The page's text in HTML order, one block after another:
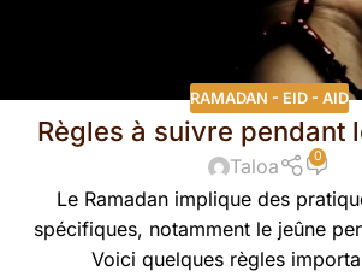
RAMADAN - EID - AID
Règles à suivre pendant
Taloa 0
Le Ramadan implique des
spécifiques, notamment le jeûne
Voici quelques règles